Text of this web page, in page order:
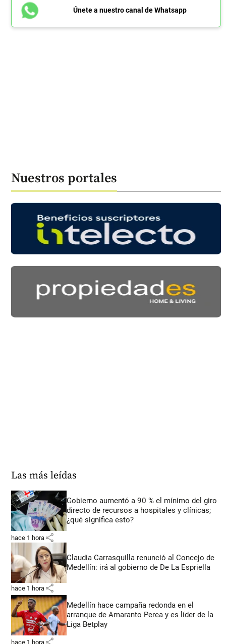
Únete a nuestro canal de Whatsapp
Nuestros portales
Las más leídas
Gobierno aumentó a 90 % el mínimo del giro
directo de recursos a hospitales y clínicas;
¿qué significa esto?
hace 1 hora share
Claudia Carrasquilla renunció al Concejo de
Medellín: irá al gobierno de De La Espriella
hace 1 hora share
Medellín hace campaña redonda en el
arranque de Amaranto Perea y es líder de la
Liga Betplay
hace 1 hora